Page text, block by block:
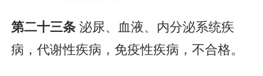
第二十三条泌尿、血液、内分泌系统疾
病，代谢性疾病，免疫性疾病，不合格。